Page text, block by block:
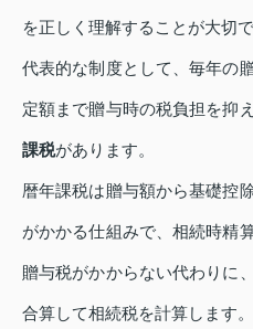
を正しく理解することが大切で
代表的な制度として、毎年の
定額まで贈与時の税負担を抑
課税があります。
暦年課税は贈与額から基礎控
がかかる仕組みで、相続時精
贈与税がかからない代わりに
合算して相続税を計算します。